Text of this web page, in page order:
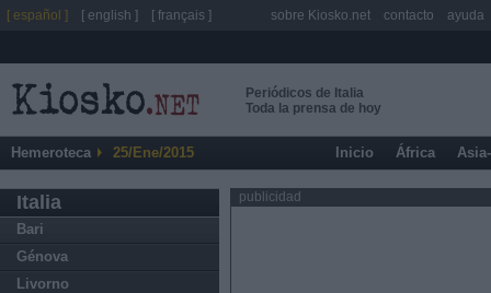
Periódicos de Italia
Toda la prensa de hoy
Hemeroteca 25/Ene/2015 Inicio África
Italia
Bari
Génova
Livorno
publicidad
[ español ] [ english ] [ français ] sobre Kiosko.net contacto ayuda